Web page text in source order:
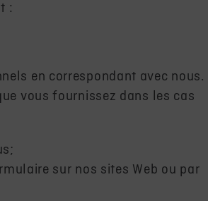
:
en correspondant avec nous.
vous fournissez dans les cas
sur nos sites Web ou par